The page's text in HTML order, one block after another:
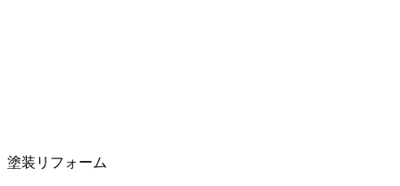
塗装 リフォーム